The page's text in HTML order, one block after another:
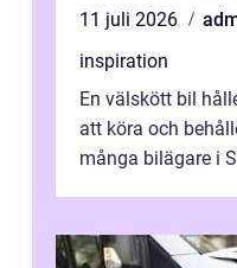
11 juli 2026
inspiration
En välskött bil
att köra och
många bilägare i